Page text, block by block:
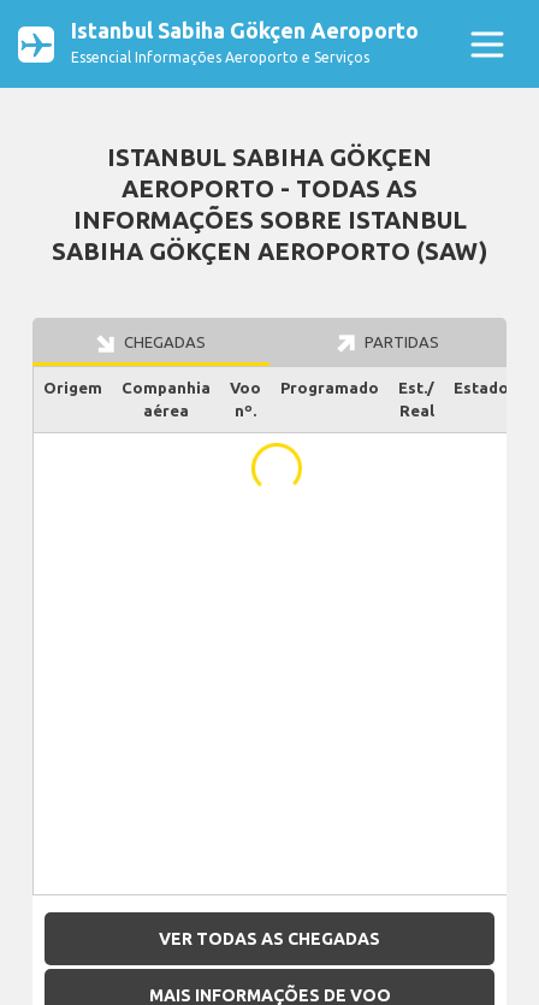
Istanbul Sabiha Gökçen Aeroporto
Essencial Informações Aeroporto e Serviços
ISTANBUL SABIHA GÖKÇEN
AEROPORTO - TODAS AS
INFORMAÇÕES SOBRE ISTANBUL
SABIHA GÖKÇEN AEROPORTO (SAW)
CHEGADAS PARTIDAS
Origem
Companhia
aérea
Voo
nº.
Programado
Est./
Real
Estado
...
VER TODAS AS CHEGADAS
MAIS INFORMAÇÕES DE VOO